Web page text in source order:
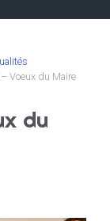
Voeux du Maire
du